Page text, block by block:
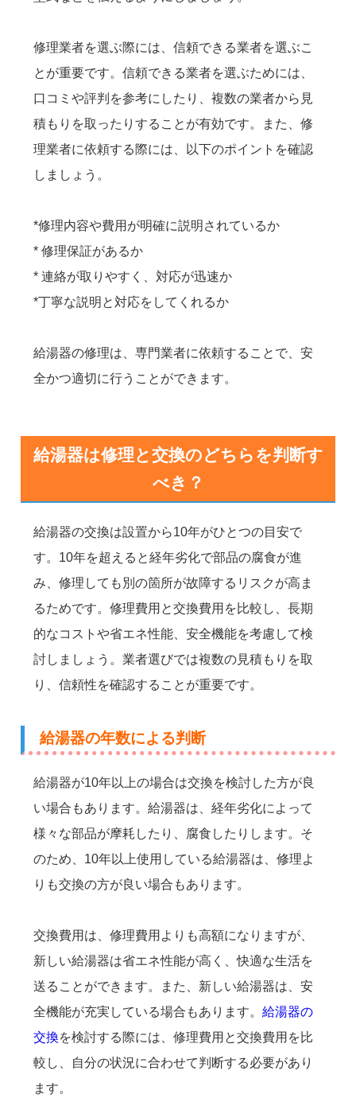
修理業者を選ぶ際には、信頼できる業者を選ぶこ
とが重要です。信頼できる業者を選ぶためには、
口コミや評判を参考にしたり、複数の業者から見
積もりを取ったりすることが有効です。また、修
理業者に依頼する際には、以下のポイントを確認
しましょう。
*修理内容や費用が明確に説明されているか
* 修理保証があるか
* 連絡が取りやすく、対応が迅速か
*丁寧な説明と対応をしてくれるか
給湯器の修理は、専門業者に依頼することで、安
全かつ適切に行うことができます。
給湯器は修理と交換のどちらを判断す
べき？
給湯器の交換は設置から10年がひとつの目安で
す。10年を超えると経年劣化で部品の腐食が進
み、修理しても別の箇所が故障するリスクが高ま
るためです。修理費用と交換費用を比較し、長期
的なコストや省エネ性能、安全機能を考慮して検
討しましょう。業者選びでは複数の見積もりを取
り、信頼性を確認することが重要です。
給湯器の年数による判断
給湯器が10年以上の場合は交換を検討した方が良
い場合もあります。給湯器は、経年劣化によって
様々な部品が摩耗したり、腐食したりします。そ
のため、10年以上使用している給湯器は、修理よ
りも交換の方が良い場合もあります。
交換費用は、修理費用よりも高額になりますが、
新しい給湯器は省エネ性能が高く、快適な生活を
送ることができます。また、新しい給湯器は、安
全機能が充実している場合もあります。 給湯器の
交換を検討する際には、修理費用と交換費用を比
較し、自分の状況に合わせて判断する必要があり
ます。